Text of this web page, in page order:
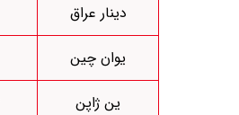
دینار عراق
یوان چین
ین ژاپن